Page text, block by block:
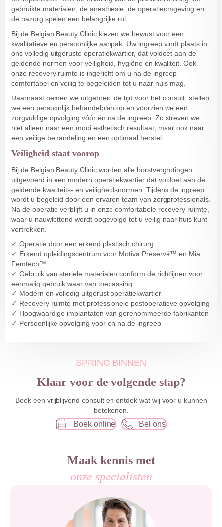
gebruikte materialen, de anesthesie, de operatieomgeving en
de nazorg spelen een belangrijke rol.
Bij de Belgian Beauty Clinic kiezen we bewust voor een
kwalitatieve en persoonlijke aanpak. Uw ingreep vindt plaats in
ons volledig uitgeruste operatiekwartier, dat voldoet aan de
geldende normen voor veiligheid, hygiëne en kwaliteit. Ook
onze recovery ruimte is ingericht om u na de ingreep
comfortabel en veilig te begeleiden tot u naar huis mag.
Daarnaast nemen we uitgebreid de tijd voor het consult, stellen
we een persoonlijk behandelplan op en voorzien we een
zorgvuldige opvolging vóór én na de ingreep. Zo streven we
niet alleen naar een mooi esthetisch resultaat, maar ook naar
een veilige behandeling en een optimaal herstel.
Veiligheid staat voorop
Bij de Belgian Beauty Clinic worden alle borstvergrotingen
uitgevoerd in een modern operatiekwartier dat voldoet aan de
geldende kwaliteits- en veiligheidsnormen. Tijdens de ingreep
wordt u begeleid door een ervaren team van zorgprofessionals.
Na de operatie verblijft u in onze comfortabele recovery ruimte,
waar u nauwlettend wordt opgevolgd tot u veilig naar huis kunt
vertrekken.
✓ Operatie door een erkend plastisch chirurg
✓ Erkend opleidingscentrum voor Motiva Preservé™️ en Mia
Femtech™️
✓ Gebruik van steriele materialen conform de richtlijnen voor
eenmalig gebruik waar van toepassing.
✓ Modern en volledig uitgerust operatiekwartier
✓ Recovery ruimte met professionele postoperatieve opvolging
✓ Hoogwaardige implantaten van gerenommeerde fabrikanten
✓ Persoonlijke opvolging vóór en na de ingreep
SPRING BINNEN
Klaar voor de volgende stap?
Boek een vrijblijvend consult en ontdek wat wij voor u kunnen
betekenen.
Boek online Bel ons
Maak kennis met
onze specialisten